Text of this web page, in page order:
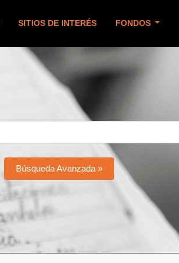
SITIOS DE INTERÉS FONDOS
Búsqueda Avanzada »